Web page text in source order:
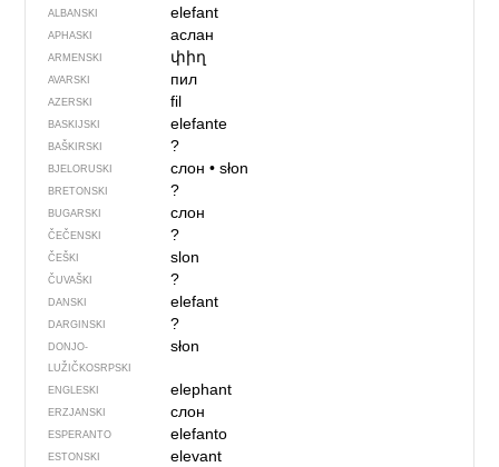
ALBANSKI elefant
APHASKI аслан
ARMENSKI փիղ
AVARSKI пил
AZERSKI fil
BASKIJSKI elefante
BAŠKIRSKI ?
BJELORUSKI слон• słon
BRETONSKI ?
BUGARSKI слон
ČEČENSKI ?
ČEŠKI slon
ČUVAŠKI ?
DANSKI elefant
DARGINSKI ?
DONJO­
LUŽIČKOSRPSKI
słon
ENGLESKI elephant
ERZJANSKI слон
ESPERANTO elefanto
ESTONSKI elevant